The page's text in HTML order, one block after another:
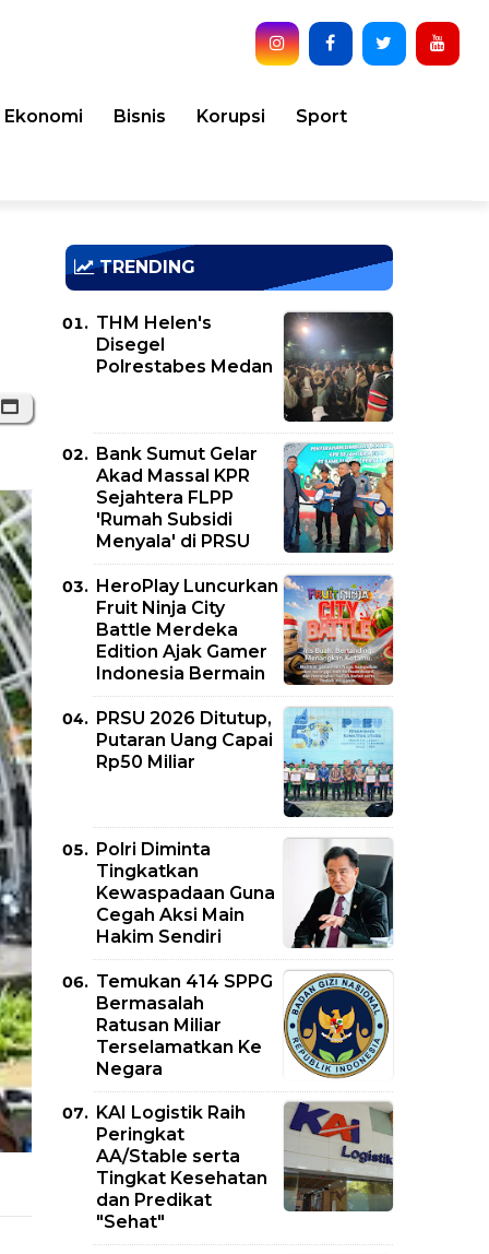
Ekonomi Bisnis Korupsi Sport
TRENDING
THM Helen's
Disegel
Polrestabes Medan
Bank Sumut Gelar
Akad Massal KPR
Sejahtera FLPP
'Rumah Subsidi
Menyala' di PRSU
HeroPlay Luncurkan
Fruit Ninja City
Battle Merdeka
Edition Ajak Gamer
Indonesia Bermain
PRSU 2026 Ditutup,
Putaran Uang Capai
Rp50 Miliar
Polri Diminta
Tingkatkan
Kewaspadaan Guna
Cegah Aksi Main
Hakim Sendiri
Temukan 414 SPPG
Bermasalah
Ratusan Miliar
Terselamatkan Ke
Negara
KAI Logistik Raih
Peringkat
AA/Stable serta
Tingkat Kesehatan
dan Predikat
"Sehat"